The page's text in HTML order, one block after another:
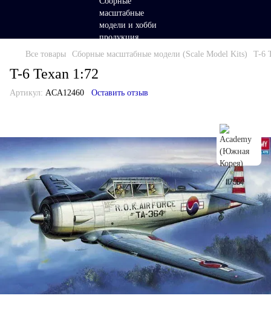
Все товары Сборные масштабные модели (Scale Model Kits) T-6
T-6 Texan 1:72
Артикул: ACA12460 Оставить отзыв